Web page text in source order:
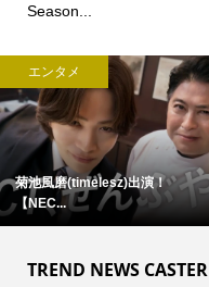
Season...
エンタメ
菊池風磨(timelesz)出演！
【NEC...
TREND NEWS CASTER